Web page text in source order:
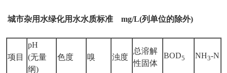
城市杂用水绿化用水水质标准 mg/L(列单位的除外)
项目
pH
(无量
纲)
色度 嗅 浊度
总溶解
性固体
BOD5 NH3-N